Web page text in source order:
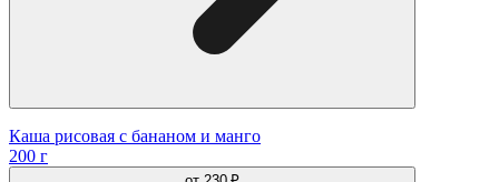
Каша рисовая с бананом и манго
200 г